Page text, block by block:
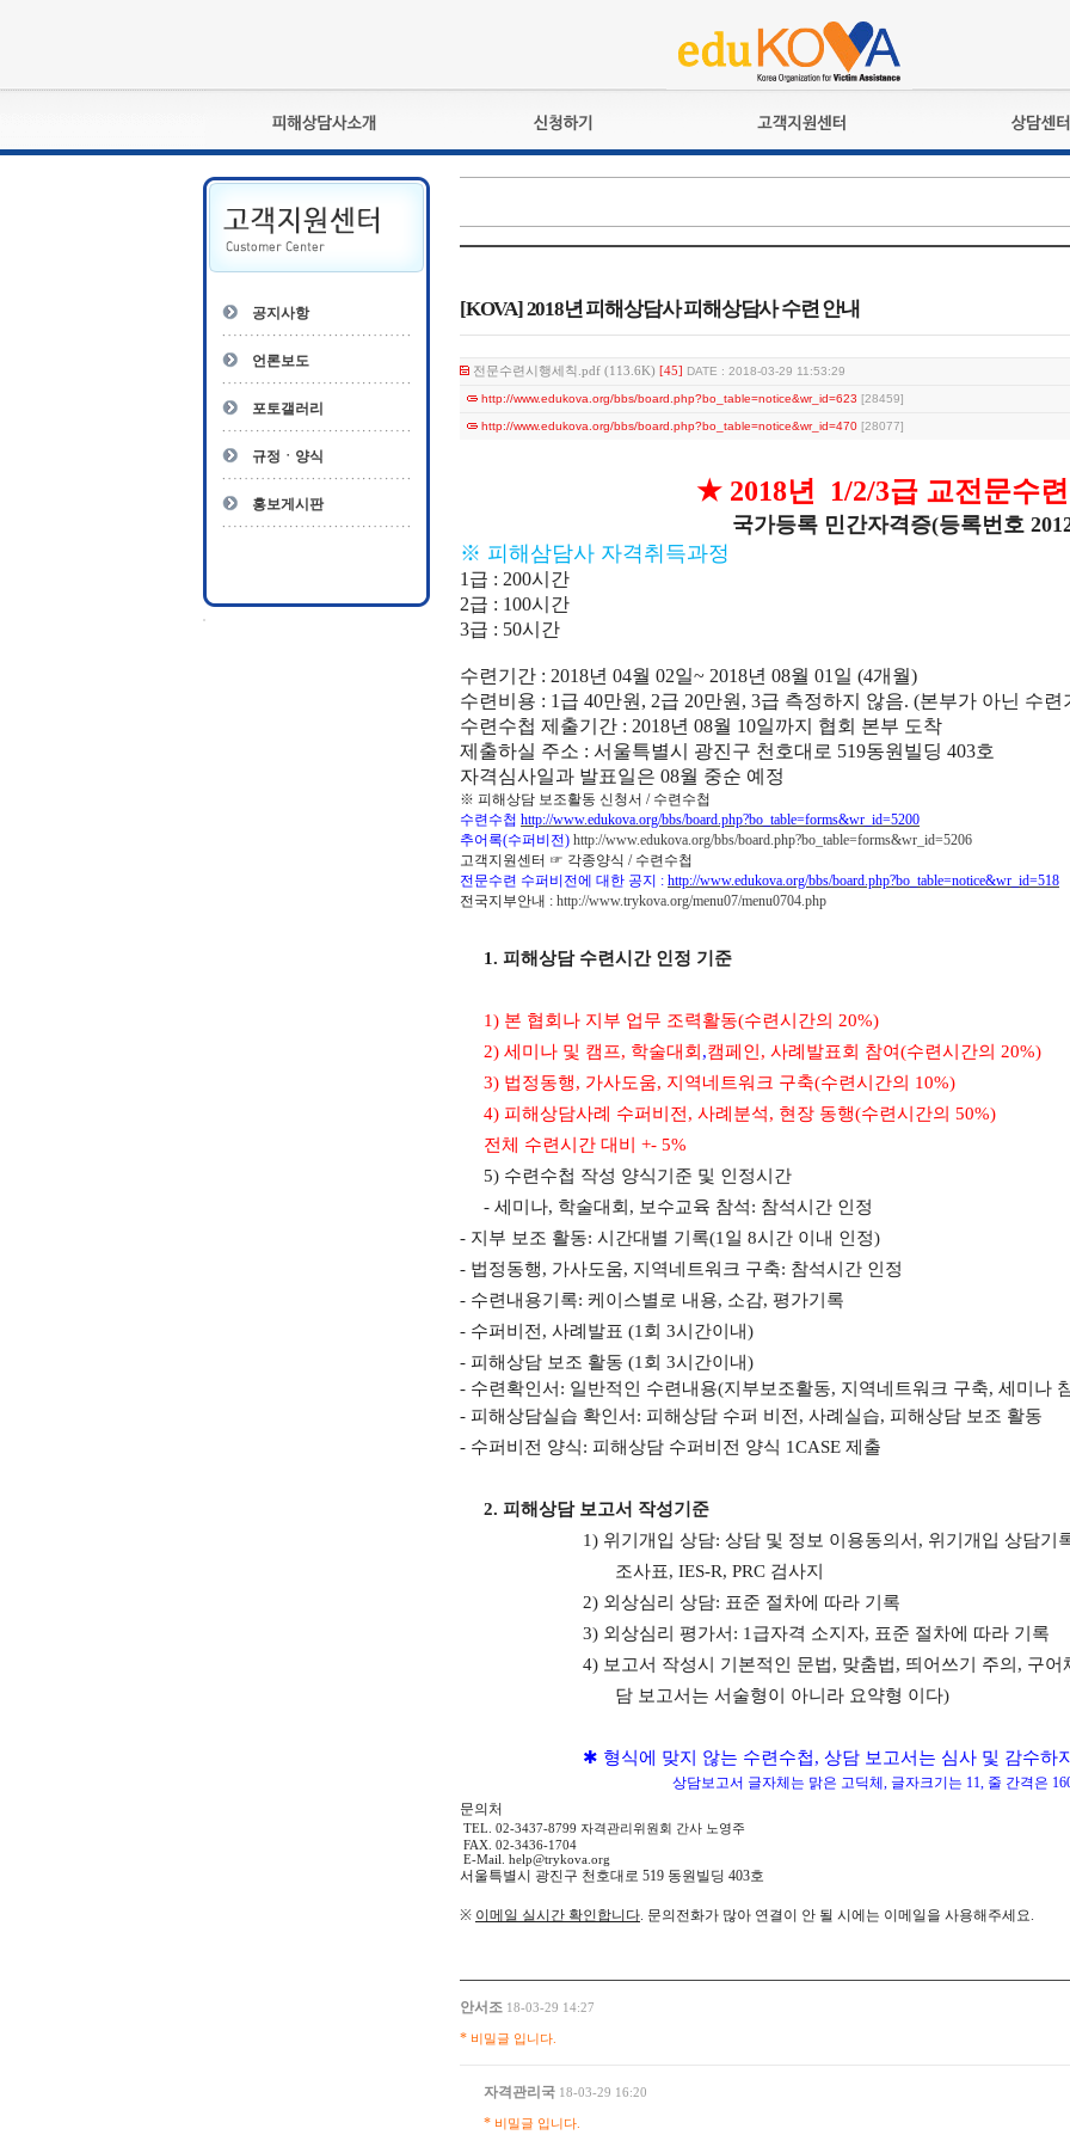
피해상담사란?
자격관리규정
상담사 자격증 확인
- 피해상담사 1급
- 전문수련감독자
- 전문수련기관
교육훈련
자격복원
공지사항
상담접수
공지사항
언론보도
포토갤러리
규정ㆍ양식
홍보게시판
[KOVA] 2018년 피해상담사 피해상담사 수련 안내
전문수련시행세칙.pdf (113.6K) [45] DATE : 2018-03-29 11:53:29
http://www.edukova.org/bbs/board.php?bo_table=notice&wr_id=623 [28459]
http://www.edukova.org/bbs/board.php?bo_table=notice&wr_id=470 [28077]
★ 2018년 1/2/3급 교전문수
국가등록 민간자격증(등록번호
※ 피해삼담사 자격취득과정
1 급 : 200시간
2급 : 100시간
3급 : 50시간
수련기간 : 2018년 04월 02일~ 2018년 08월 01 일 (4개월)
수련비용 : 1 급 40만원 , 2급 20만원 , 3급 측정하지 않음. (본부가 아닌 수련
수련수첩 제출기간 : 2018년 08월 10일까지 협회 본부 도착
제출하실 주소 : 서울특별시 광진구 천호대로 519동원빌딩 403호
자격심사일과 발표일은 08월 중순 예정
※ 피해상담 보조활동 신청서 / 수련수첩
수련수첩 http://www.edukova.org/bbs/board.php?bo_table=forms&wr_id=5200
추어록(수퍼비전) http://www.edukova.org/bbs/board.php?bo_table=forms&wr_id=5206
고객지원센터 ☞ 각종양식 / 수련수첩
전문수련 수퍼비전에 대한 공지 : http://www.edukova.org/bbs/board.php?bo_table=notice&wr_id=518
전국지부안내 : http://www.trykova.org/menu07/menu0704.php
1. 피해상담 수련시간 인정 기준
1) 본 협회나 지부 업무 조력활동(수련시간의 20%)
2) 세미나 및 캠프, 학술대회 ,캠페인 , 사례발표회 참여(수련시간의 20%)
3) 법정동행, 가사도움, 지역네트워크 구축(수련시간의 10%)
4) 피해상담사례 수퍼비전 , 사례분석, 현장 동행(수련시간의 50%)
전체 수련시간 대비 +- 5%
5) 수련수첩 작성 양식기준 및 인정시간
- 세미나, 학술대회 , 보수교육 참석: 참석시간 인정
- 지부 보조 활동: 시간대별 기록(1 일 8시간 이내 인정)
- 법정동행, 가사도움, 지역네트워크 구축: 참석시간 인정
- 수련내용기록: 케이스별로 내용, 소감, 평가기록
- 수퍼비전 , 사례발표 (1 회 3시간이내)
- 피해상담 보조 활동 (1 회 3시간이내)
- 수련확인서 : 일반적인 수련내용(지부보조활동, 지역네트워크 구축, 세미나
- 피해상담실습 확인서 : 피해상담 수퍼 비전 , 사례실습, 피해상담 보조 활동
- 수퍼비전 양식: 피해상담 수퍼비전 양식 1CASE 제출
2. 피해상담 보고서 작성기준
1) 위기개입 상담: 상담 및 정보 이용동의서 , 위기개입 상담기
조사표, IES-R, PRC 검사지
2) 외상심리 상담: 표준 절차에 따라 기록
3) 외상심리 평가서 : 1 급자격 소지자, 표준 절차에 따라 기록
4) 보고서 작성시 기본적인 문법, 맞춤법, 띄어쓰기 주의 , 구어
담 보고서는 서술형이 아니라 요약형 이다)
✱ 형식에 맞지 않는 수련수첩, 상담 보고서는 심사 및 감수하
상담보고서 글자체는 맑은 고딕체 , 글자크기는 11, 줄 간격은
문의처
TEL. 02-3437-8799 자격관리위원회 간사 노영주
FAX. 02-3436-1704
E-Mail. help@trykova.org
서울특별시 광진구 천호대로 519 동원빌딩 403호
※ 이메일 실시간 확인합니다. 문의전화가 많아 연결이 안 될 시에는 이메일을 사용해주세요.
안서조 18-03-29 14:27
* 비밀글 입니다.
자격관리국 18-03-29 16:20
* 비밀글 입니다.